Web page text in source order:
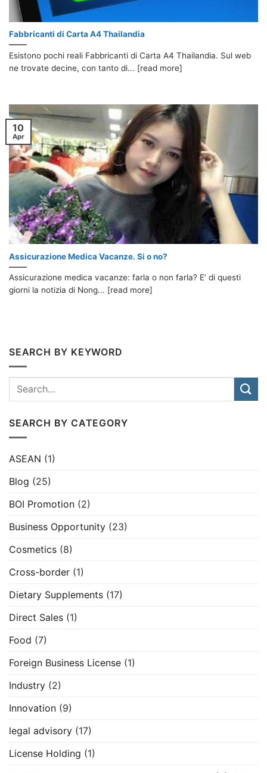
Fabbricanti di Carta A4 Thailandia
Esistono pochi reali Fabbricanti di Carta A4 Thailandia. Sul web
ne trovate decine, con tanto di... [read more]
Assicurazione Medica Vacanze. Si o no?
Assicurazione medica vacanze: farla o non farla? E’ di questi
giorni la notizia di Nong... [read more]
10
Apr
SEARCH BY KEYWORD
SEARCH BY CATEGORY
ASEAN (1)
Blog (25)
BOI Promotion (2)
Business Opportunity (23)
Cosmetics (8)
Cross-border (1)
Dietary Supplements (17)
Direct Sales (1)
Food (7)
Foreign Business License (1)
Industry (2)
Innovation (9)
legal advisory (17)
License Holding (1)